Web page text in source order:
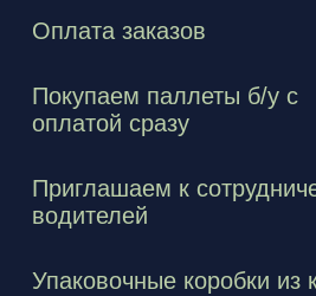
Оплата заказов
Покупаем паллеты б/у с
оплатой сразу
Приглашаем к
водителей
Упаковочные коробки из